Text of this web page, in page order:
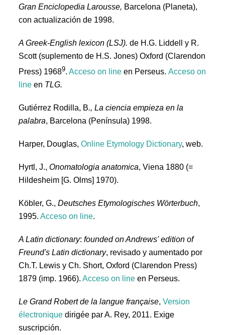
Gran Enciclopedia Larousse, Barcelona (Planeta),
con actualización de 1998.
A Greek-English lexicon (LSJ). de H.G. Liddell y R.
Scott (suplemento de H.S. Jones) Oxford (Clarendon
Press) 19689.Acceso on line en Perseus.Acceso on
line en TLG.
Gutiérrez Rodilla, B., La ciencia empieza en la
palabra, Barcelona (Península) 1998.
Harper, Douglas,Online Etymology Dictionary, web.
Hyrtl, J.,Onomatologia anatomica, Viena 1880 (=
Hildesheim [G. Olms] 1970).
Köbler, G.,Deutsches Etymologisches Wörterbuch,
1995.Acceso on line.
A Latin dictionary:founded on Andrews' edition of
Freund's Latin dictionary, revisado y aumentado por
Ch.T. Lewis y Ch. Short, Oxford (Clarendon Press)
1879 (imp. 1966).Acceso on line en Perseus.
Le Grand Robert de la langue française,Version
électronique dirigée par A. Rey, 2011. Exige
suscripción.